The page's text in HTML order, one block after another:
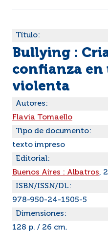
Título:
Bullying :
confianza en
violenta
Autores:
Flavia Tomaello
Tipo de documento:
texto impreso
Editorial:
Buenos Aires : Albatros,
ISBN/ISSN/DL:
978-950-24-1505-5
Dimensiones:
128 p. / 26 cm.